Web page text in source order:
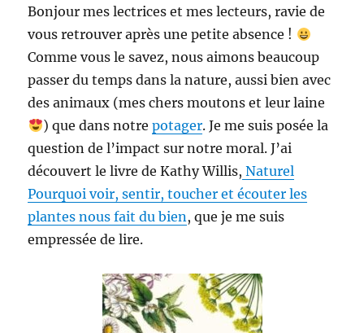
Bonjour mes lectrices et mes lecteurs, ravie de
vous retrouver après une petite absence !
Comme vous le savez, nous aimons beaucoup
passer du temps dans la nature, aussi bien avec
des animaux (mes chers moutons et leur laine
) que dans notre potager. Je me suis posée la
question de l’impact sur notre moral. J’ai
découvert le livre de Kathy Willis, Naturel
Pourquoi voir, sentir, toucher et écouter les
plantes nous fait du bien, que je me suis
empressée de lire.